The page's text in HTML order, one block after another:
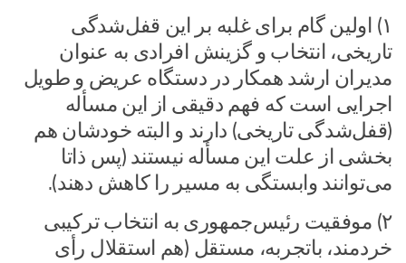
۱) اولین گام برای غلبه بر این قفل‌شدگی
تاریخی، انتخاب و گزینش افرادی به عنوان
مدیران ارشد همکار در دستگاه عریض و طویل
اجرایی است که فهم دقیقی از این مسأله
(قفل‌شدگی تاریخی) دارند و البته خودشان هم
بخشی از علت این مسأله نیستند (پس ذاتا
می‌توانند وابستگی به مسیر را کاهش دهند).
۲) موفقیت رئیس‌جمهوری به انتخاب ترکیبی
خردمند، باتجربه، مستقل (هم استقلال رأی